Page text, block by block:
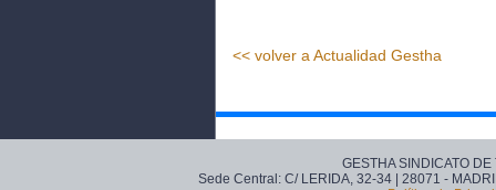
<< volver a Actualidad Gestha
GESTHA SINDICATO
Sede Central: C/ LERIDA, 32-34 | 28071 -